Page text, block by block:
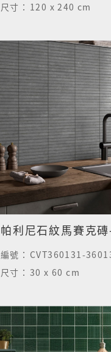
尺寸： 120 x 240 cm
編號： CVT360131-
尺寸： 30 x 60 cm